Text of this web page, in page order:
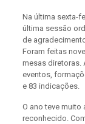
Na última sexta-
última sessão
de
Foram feitas
mesas diretoras.
eventos,
e 83 indicações.
O ano teve
reconhecido.